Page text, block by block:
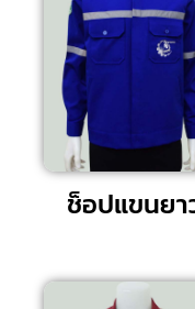
ช็อปแขนยา